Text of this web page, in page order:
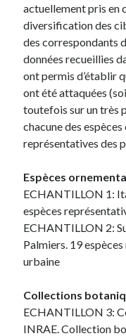
actuellement pris en
diversification des
des correspondants
données recueillies
ont permis d’établir
ont été attaquées
toutefois sur un très
chacune des
représentatives des
Espèces
ECHANTILLON 1:
espèces
ECHANTILLON 2:
Palmiers. 19
urbaine
Collections
ECHANTILLON 3:
INRAE. Collection